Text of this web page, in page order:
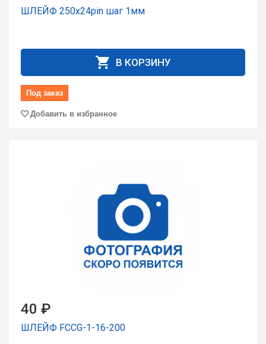
ШЛЕЙФ 250x24pin шаг 1мм
В КОРЗИНУ
Под заказ
Добавить в избранное
40 ₽
ШЛЕЙФ FCCG-1-16-200